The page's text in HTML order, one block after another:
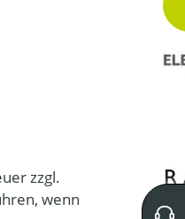
zzgl.
wenn